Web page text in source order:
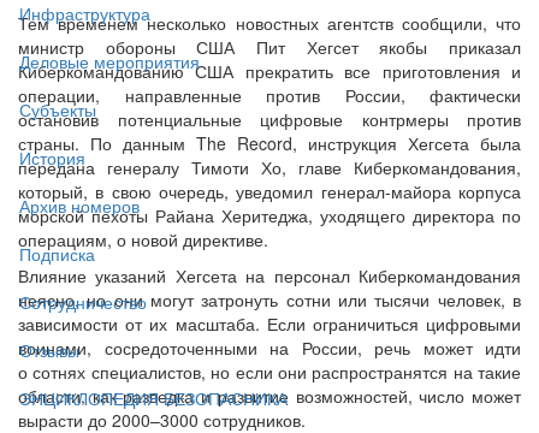
Инфраструктура
Деловые мероприятия
Субъекты
История
Архив номеров
Подписка
Сотрудничество
Отзывы
ЭНЦИКЛОПЕДИЯ БЕЗОПАСНИКА
Тем временем несколько новостных агентств сообщили, что
министр обороны США Пит Хегсет якобы приказал
Киберкомандованию США прекратить все приготовления и
операции, направленные против России, фактически
остановив потенциальные цифровые контрмеры против
страны. По данным The Record, инструкция Хегсета была
передана генералу Тимоти Хо, главе Киберкомандования,
который, в свою очередь, уведомил генерал-майора корпуса
морской пехоты Райана Херитеджа, уходящего директора по
операциям, о новой директиве.
Влияние указаний Хегсета на персонал Киберкомандования
неясно, но они могут затронуть сотни или тысячи человек, в
зависимости от их масштаба. Если ограничиться цифровыми
воинами, сосредоточенными на России, речь может идти
о сотнях специалистов, но если они распространятся на такие
области, как разведка и развитие возможностей, число может
вырасти до 2000–3000 сотрудников.